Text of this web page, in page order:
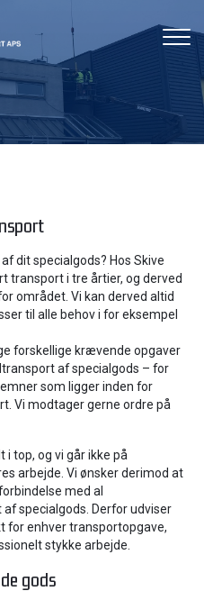
dit specialgods? Hos Skive
transport i tre årtier, og derved
området. Vi kan derved altid
til alle behov i for eksempel
forskellige krævende opgaver
af specialgods – for
som ligger inden for
Vi modtager gerne ordre på
i top, og vi går ikke på
arbejde. Vi ønsker derimod at
med al
specialgods. Derfor udviser
for enhver transportopgave,
stykke arbejde.
gods